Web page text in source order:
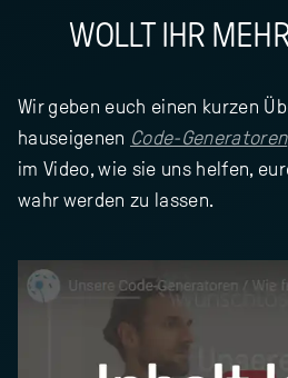
WOLLT IHR
Wir geben euch einen kurzen
hauseigenen Code-Generatoren
im Video, wie sie uns helfen,
wahr werden zu lassen.